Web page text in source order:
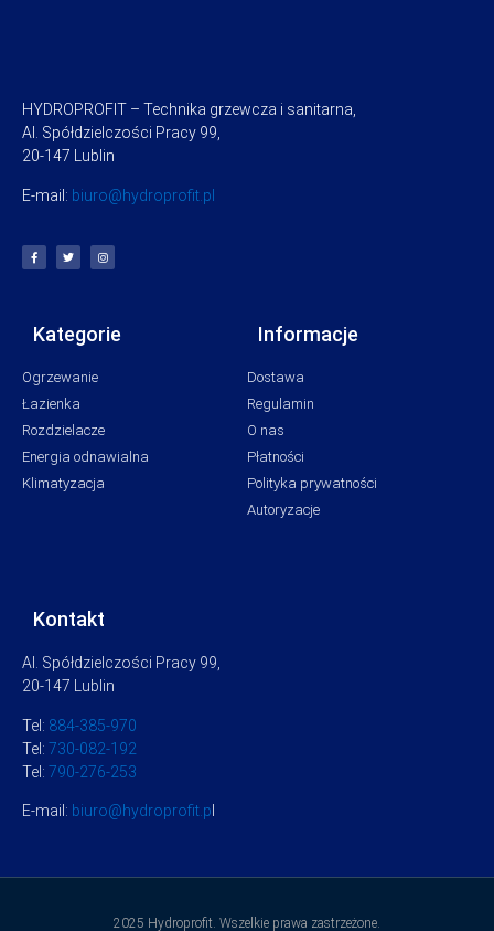
HYDROPROFIT – Technika grzewcza i sanitarna,
Al. Spółdzielczości Pracy 99,
20-147 Lublin
E-mail: biuro@hydroprofit.pl
Kategorie
Ogrzewanie
Łazienka
Rozdzielacze
Energia odnawialna
Klimatyzacja
Informacje
Dostawa
Regulamin
O nas
Płatności
Polityka prywatności
Autoryzacje
Kontakt
Al. Spółdzielczości Pracy 99,
20-147 Lublin
Tel: 884-385-970
Tel: 730-082-192
Tel: 790-276-253
E-mail: biuro@hydroprofit.p
2025 Hydroprofit. Wszelkie prawa zastrzeżone.